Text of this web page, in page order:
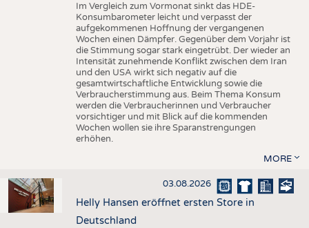
Im Vergleich zum Vormonat sinkt das HDE-
Konsumbarometer leicht und verpasst der
aufgekommenen Hoffnung der vergangenen
Wochen einen Dämpfer. Gegenüber dem Vorjahr ist
die Stimmung sogar stark eingetrübt. Der wieder an
Intensität zunehmende Konflikt zwischen dem Iran
und den USA wirkt sich negativ auf die
gesamtwirtschaftliche Entwicklung sowie die
Verbraucherstimmung aus. Beim Thema Konsum
werden die Verbraucherinnen und Verbraucher
vorsichtiger und mit Blick auf die kommenden
Wochen wollen sie ihre Sparanstrengungen
erhöhen.
MORE
03.08.2026
Helly Hansen eröffnet ersten Store in
Deutschland